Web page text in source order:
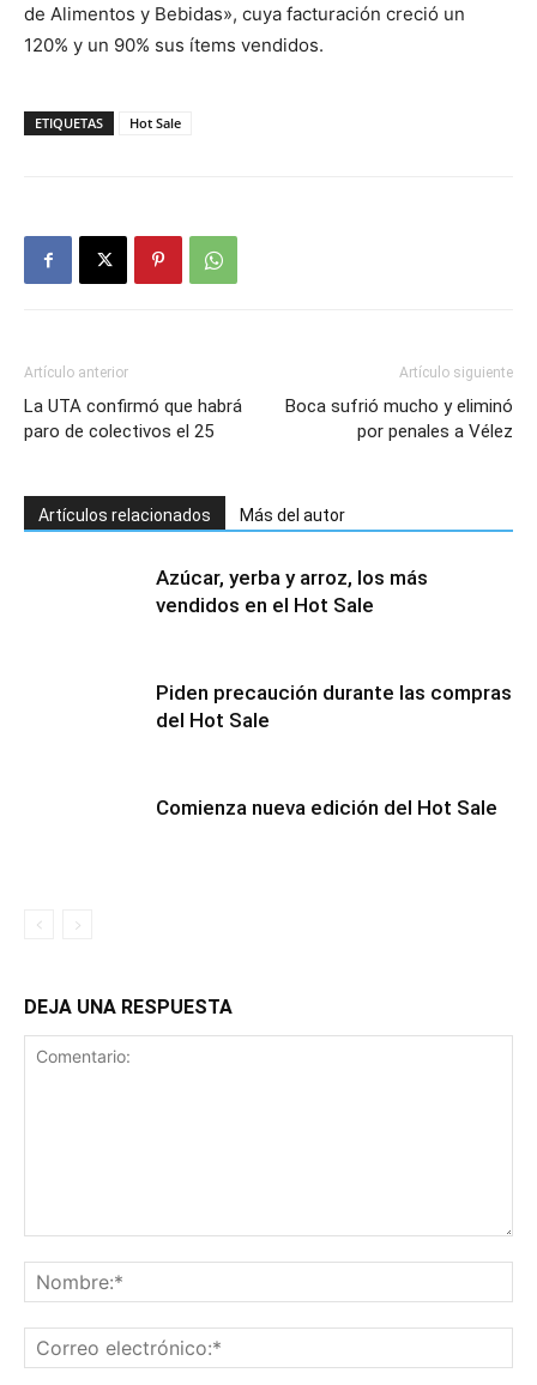
de Alimentos y Bebidas», cuya facturación creció un
120% y un 90% sus ítems vendidos.
ETIQUETAS Hot Sale
Artículo anterior
La UTA confirmó que habrá
paro de colectivos el 25
Artículo siguiente
Boca sufrió mucho y eliminó
por penales a Vélez
Artículos relacionados Más del autor
Azúcar, yerba y arroz, los más
vendidos en el Hot Sale
Piden precaución durante las compras
del Hot Sale
Comienza nueva edición del Hot Sale
DEJA UNA RESPUESTA